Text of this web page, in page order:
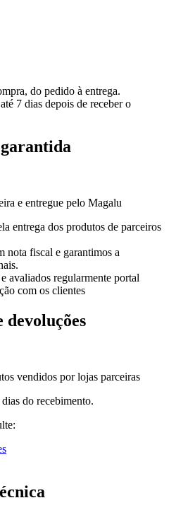
do pedido à entrega.
7 dias depois de receber o
e entregue pelo Magalu
entrega dos produtos de parceiros
nota fiscal e garantimos a
avaliados regularmente portal
com os clientes
devoluções
vendidos por lojas parceiras
do recebimento.